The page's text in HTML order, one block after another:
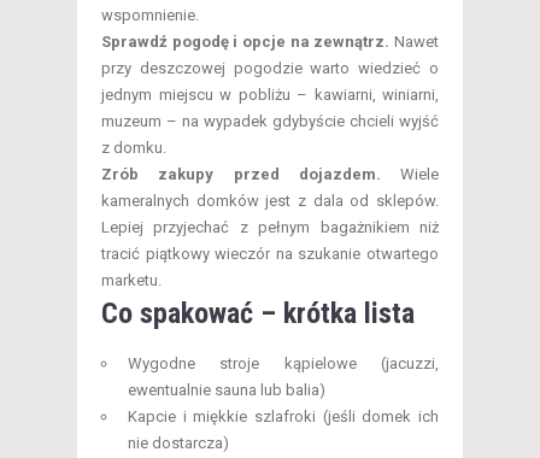
wspomnienie.
Sprawdź pogodę i opcje na zewnątrz. Nawet
przy deszczowej pogodzie warto wiedzieć o
jednym miejscu w pobliżu – kawiarni, winiarni,
muzeum – na wypadek gdybyście chcieli wyjść
z domku.
Zrób zakupy przed dojazdem. Wiele
kameralnych domków jest z dala od sklepów.
Lepiej przyjechać z pełnym bagażnikiem niż
tracić piątkowy wieczór na szukanie otwartego
marketu.
Co spakować – krótka lista
Wygodne stroje kąpielowe (jacuzzi,
ewentualnie sauna lub balia)
Kapcie i miękkie szlafroki (jeśli domek ich
nie dostarcza)